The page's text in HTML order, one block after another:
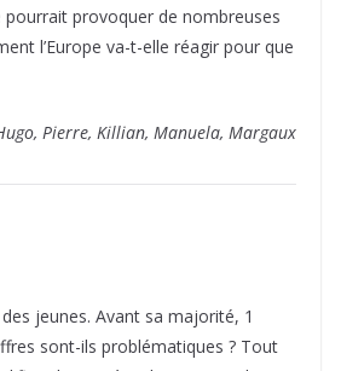
provoquer de nombreuses
l’Europe va-t-elle réagir pour que
Pierre, Killian, Manuela, Margaux
jeunes. Avant sa majorité, 1
sont-ils problématiques ? Tout